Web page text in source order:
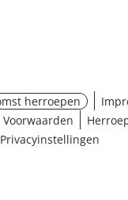
herroepen
Voorwaarden
Privacyinstellingen